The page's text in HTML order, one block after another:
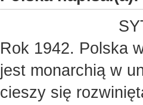
Rok 1942. Polska
jest monarchią w
cieszy się